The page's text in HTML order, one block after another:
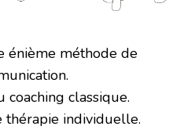
énième méthode de
coaching classique.
thérapie individuelle.